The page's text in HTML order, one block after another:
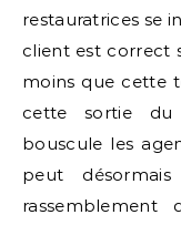
restauratrices se
client est correct
moins que cette
cette sortie du
bouscule les
peut